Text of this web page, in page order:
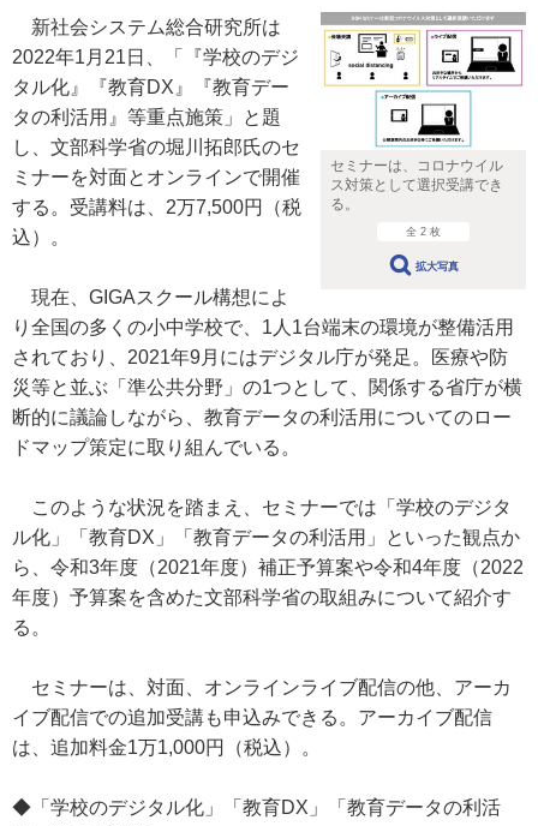
セミナーは、コロナウイル
ス対策として選択受講でき
る。
全 2 枚
拡大写真
新社会システム総合研究所は
2022年1月21日、「『学校のデジ
タル化』『教育DX』『教育デー
タの利活用』等重点施策」と題
し、文部科学省の堀川拓郎氏のセ
ミナーを対面とオンラインで開催
する。受講料は、2万7,500円（税
込）。
現在、GIGAスクール構想によ
り全国の多くの小中学校で、1人1台端末の環境が整備活用
されており、2021年9月にはデジタル庁が発足。医療や防
災等と並ぶ「準公共分野」の1つとして、関係する省庁が横
断的に議論しながら、教育データの利活用についてのロー
ドマップ策定に取り組んでいる。
このような状況を踏まえ、セミナーでは「学校のデジタ
ル化」「教育DX」「教育データの利活用」といった観点か
ら、令和3年度（2021年度）補正予算案や令和4年度（2022
年度）予算案を含めた文部科学省の取組みについて紹介す
る。
セミナーは、対面、オンラインライブ配信の他、アーカ
イブ配信での追加受講も申込みできる。アーカイブ配信
は、追加料金1万1,000円（税込）。
◆「学校のデジタル化」「教育DX」「教育データの利活